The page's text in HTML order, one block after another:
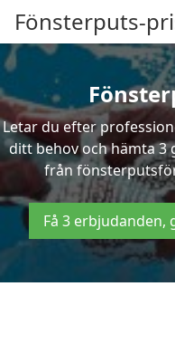
Fönsterputs-
Letar du efter
ditt behov och hämta 3
från
Få 3